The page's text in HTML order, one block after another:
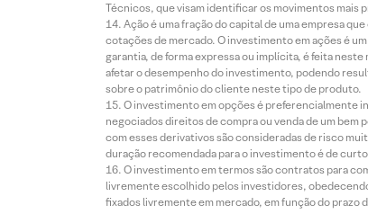
Técnicos, que visam identificar os movimentos mais
Ação é uma fração do capital de uma empresa
cotações de mercado. O investimento em ações é
garantia, de forma expressa ou implícita, é feita
afetar o desempenho do investimento, podendo
sobre o patrimônio do cliente neste tipo de produto.
O investimento em opções é preferencialmente
negociados direitos de compra ou venda de um
com esses derivativos são consideradas de risco
duração recomendada para o investimento é de
O investimento em termos são contratos para
livremente escolhido pelos investidores,
fixados livremente em mercado, em função do prazo